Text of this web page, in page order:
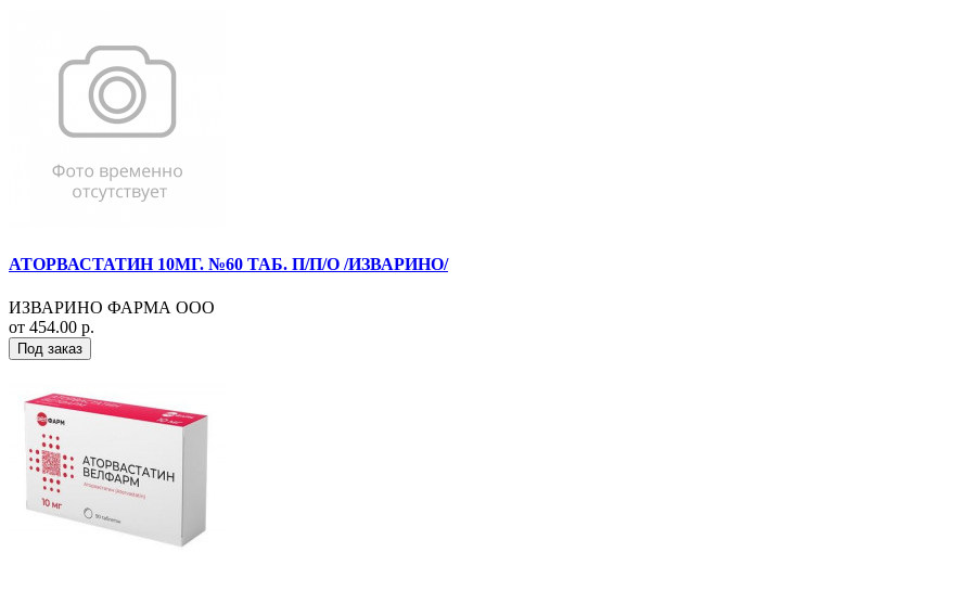
АТОРВАСТАТИН 10МГ. №60 ТАБ. П/П/О /ИЗВАРИНО/
ИЗВАРИНО ФАРМА ООО
от 454.00 р.
Под заказ